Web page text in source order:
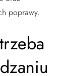
poprawy.